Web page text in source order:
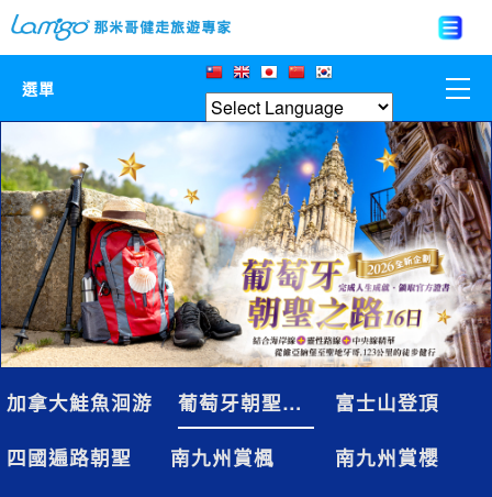
選單
那米哥莊園
中國
日本
亞洲韓國
歐美紐澳
台灣
加拿大鮭魚洄游 葡萄牙朝聖之路
富士山登頂
四國遍路朝聖
南九州賞楓
南九州賞櫻